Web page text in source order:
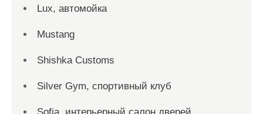
Lux, автомойка
Mustang
Shishka Customs
Silver Gym, спортивный клуб